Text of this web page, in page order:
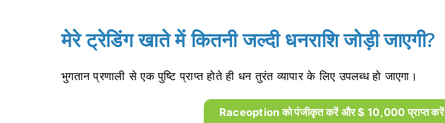
मेरे ट्रेडिंग खाते में कितनी जल्दी धनराशि जोड़ी जाएगी?
भुगतान प्रणाली से एक पुष्टि प्राप्त होते ही धन तुरंत व्यापार के लिए उपलब्ध हो जाएगा।
Raceoption को पंजीकृत करें और $ 10,000 प्राप्त करें